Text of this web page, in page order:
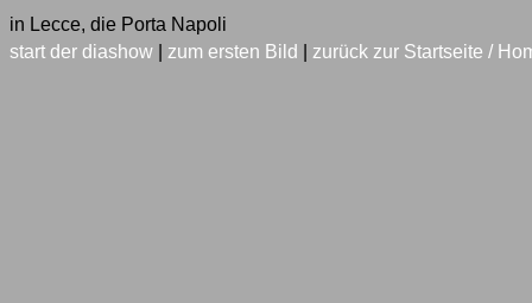
in Lecce, die Porta Napoli
start der diashow
zum ersten Bild zurück zur Startseite /